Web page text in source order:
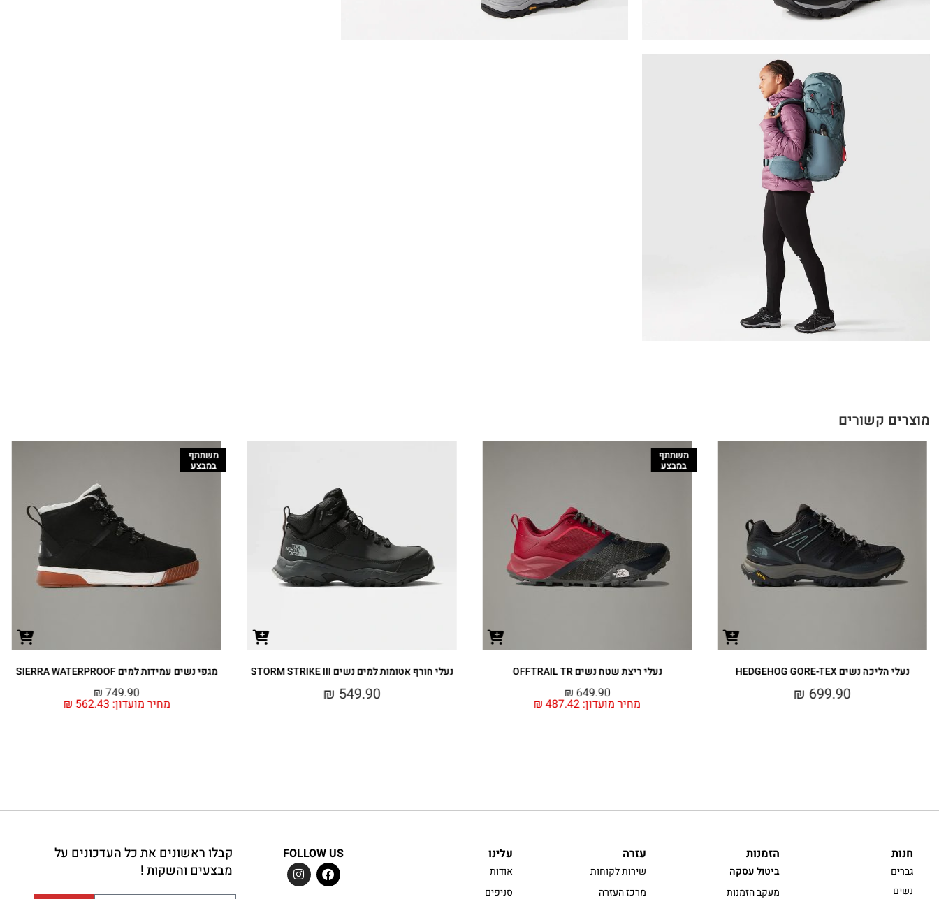
מוצרים קשורים
נעלי הליכה נשים HEDGEHOG GORE-TEX
₪ 699.90
משתתף
במבצע
נעלי ריצת שטח נשים OFFTRAIL TR
מחיר מועדון: ₪487.42
₪ 649.90
נעלי חורף אטומות למים נשים STORM STRIKE III
₪ 549.90
משתתף
במבצע
מגפי נשים עמידות למים SIERRA WATERPROOF
מחיר מועדון: ₪ 562.43
₪ 749.90
חנות
גברים
נשים
הזמנות
ביטול עסקה
מעקב הזמנות
עזרה
שירות לקוחות
מרכז העזרה
עלינו
אודות
סניפים
FOLLOW US
קבלו ראשונים את כל העדכונים על
מבצעים והשקות !